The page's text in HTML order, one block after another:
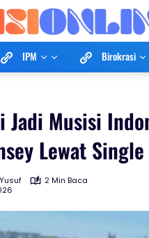
IPM Birokrasi
Jadi Musisi
Lewat
2 Min Baca